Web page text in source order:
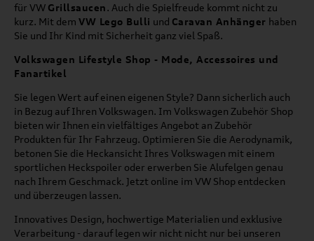
für VW Grillsaucen. Auch die Spielfreude kommt nicht zu
kurz. Mit dem VW Lego Bulli und Caravan Anhänger haben
Sie und Ihr Kind mit Sicherheit ganz viel Spaß.
Volkswagen Lifestyle Shop - Mode, Accessoires und
Fanartikel
Sie legen Wert auf einen eigenen Style? Dann sicherlich auch
in Bezug auf Ihren Volkswagen. Im Volkswagen Zubehör Shop
bieten wir Ihnen ein vielfältiges Angebot an Zubehör
Produkten für Ihr Fahrzeug. Optimieren Sie die Aerodynamik,
betonen Sie die Heckansicht Ihres Volkswagen mit einem
sportlichen Heckspoiler oder erwerben Sie Alufelgen genau
nach Ihrem Geschmack. Jetzt online im VW Shop entdecken
und überzeugen lassen.
Innovatives Design, hochwertige Materialien und exklusive
Verarbeitung - darauf legen wir nicht nicht nur bei unseren